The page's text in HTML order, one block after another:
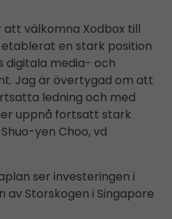
välkomna Xodbox till
en stark position
digitala media- och
Jag är övertygad om att
ledning och med
uppnå fortsatt stark
yen Choo, vd
ser investeringen i
av Storskogen i Singapore